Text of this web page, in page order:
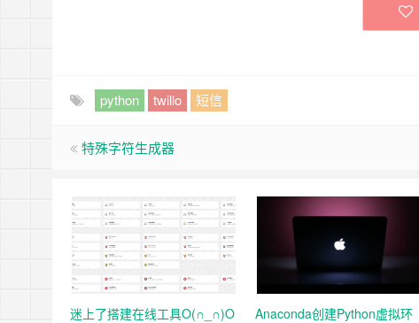
python twillo 短信
特殊字符生成器
迷上了搭建在线工具O(∩_∩)O
Anaconda创建Python虚拟环